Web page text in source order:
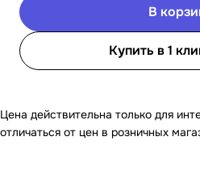
В
Купить в 1
Цена действительна только для
отличаться от цен в розничных